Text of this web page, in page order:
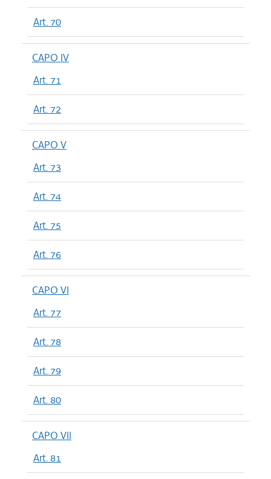
Art. 70
CAPO IV
Art. 71
Art. 72
CAPO V
Art. 73
Art. 74
Art. 75
Art. 76
CAPO VI
Art. 77
Art. 78
Art. 79
Art. 80
CAPO VII
Art. 81